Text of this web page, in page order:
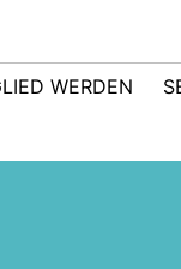
WERDEN